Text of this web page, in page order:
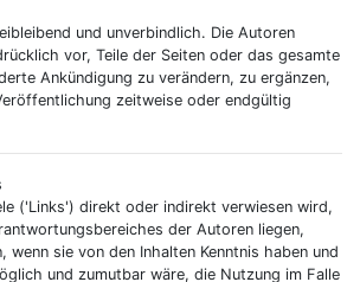
und unverbindlich. Die Autoren
vor, Teile der Seiten oder das gesamte
Ankündigung zu verändern, zu ergänzen,
zeitweise oder endgültig
('Links') direkt oder indirekt verwiesen wird,
der Autoren liegen,
wenn sie von den Inhalten Kenntnis haben und
und zumutbar wäre, die Nutzung im Falle